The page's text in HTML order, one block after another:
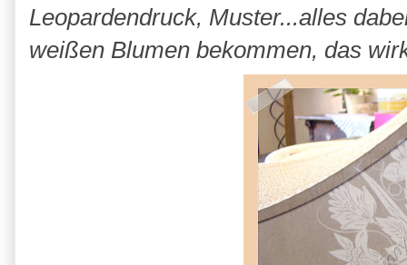
Leopardendruck, Muster...alles
weißen Blumen bekommen, das